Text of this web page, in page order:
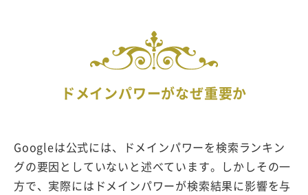
ドメインパワーがなぜ重要か
Googleは公式には、ドメインパワーを検索ランキン
グの要因としていないと述べています。しかしその一
方で、実際にはドメインパワーが検索結果に影響を与